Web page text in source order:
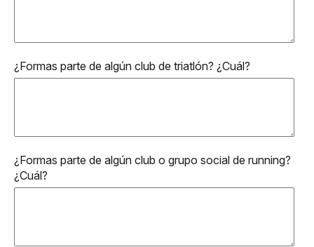
¿Formas parte de algún club de triatlón? ¿Cuál?
¿Formas parte de algún club o grupo social de running?
¿Cuál?